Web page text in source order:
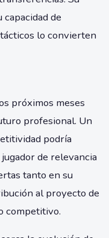
de
lo convierten
próximos meses
profesional. Un
podría
de relevancia
tanto en su
al proyecto de
competitivo.